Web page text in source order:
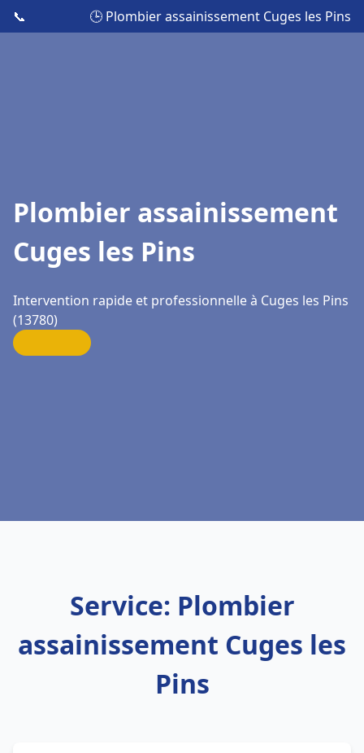
📞 🕒 Plombier assainissement Cuges les Pins
Plombier assainissement
Cuges les Pins
Intervention rapide et professionnelle à Cuges les Pins
(13780)
Service: Plombier
assainissement Cuges les
Pins